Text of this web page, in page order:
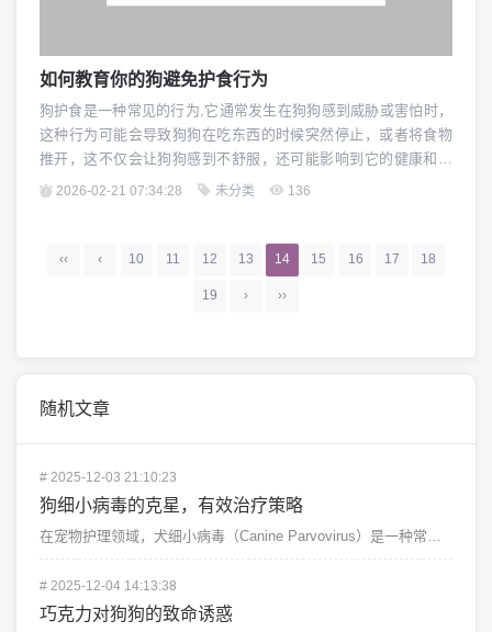
如何教育你的狗避免护食行为
狗护食是一种常见的行为,它通常发生在狗狗感到威胁或害怕时，
这种行为可能会导致狗狗在吃东西的时候突然停止，或者将食物
推开，这不仅会让狗狗感到不舒服，还可能影响到它的健康和营
养摄入，教育狗狗避免护食行为是非常重要的。 要理解狗狗为什
题。 要有耐心和恒心,训练狗狗需要时间和耐心...
2026-02-21 07:34:28 未分类 136
‹‹ ‹ 10 11 12 13 14 15 16 17 18
19 › ››
随机文章
# 2025-12-03 21:10:23
狗细小病毒的克星，有效治疗策略
# 2025-12-04 14:13:38
巧克力对狗狗的致命诱惑